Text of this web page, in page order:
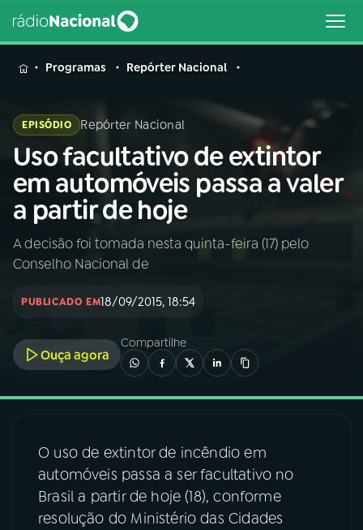
MENU
Buscar
na
Rádio
Nacional
Buscar
AO VIVO
INÍCIO
A RÁDIO
03PROGRAMAÇÃO
04PROGRAMAS
PODCASTS
Programas Repórter Nacional
EPISÓDIO Repórter Nacional
Uso facultativo de extintor
em automóveis passa a valer
a partir de hoje
A decisão foi tomada nesta quinta-feira (17) pelo
Conselho Nacional de
PUBLICADO EM18/09/2015, 18:54
Ouça agora
Compartilhe
O uso de extintor de incêndio em
automóveis passa a ser facultativo no
Brasil a partir de hoje (18), conforme
resolução do Ministério das Cidades